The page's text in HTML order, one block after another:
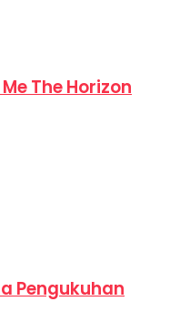
The Horizon
Pengukuhan